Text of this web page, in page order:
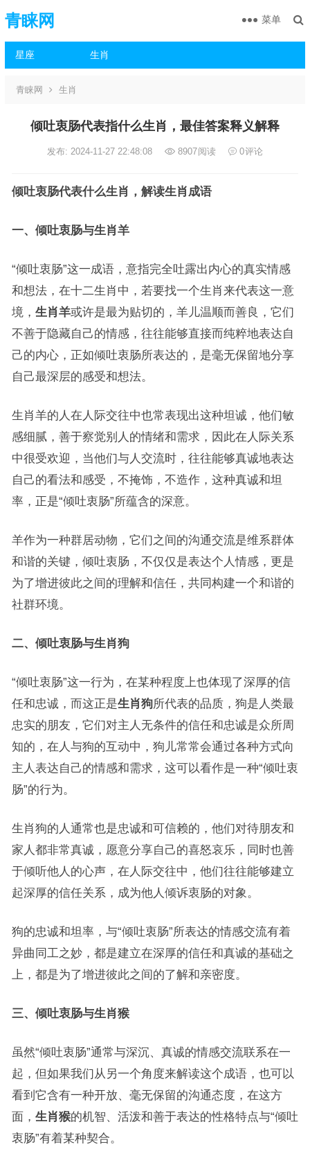
青睐网
星座 生肖
菜单
青睐网 生肖
倾吐衷肠代表指什么生肖，最佳答案释义解释
发布: 2024-11-27 22:48:08 8907阅读 0评论
倾吐衷肠代表什么生肖，解读生肖成语
一、倾吐衷肠与生肖羊
“倾吐衷肠”这一成语，意指完全吐露出内心的真实情感
和想法，在十二生肖中，若要找一个生肖来代表这一意
境， 生肖羊或许是最为贴切的，羊儿温顺而善良，它们
不善于隐藏自己的情感，往往能够直接而纯粹地表达自
己的内心，正如倾吐衷肠所表达的，是毫无保留地分享
自己最深层的感受和想法。
生肖羊的人在人际交往中也常表现出这种坦诚，他们敏
感细腻，善于察觉别人的情绪和需求，因此在人际关系
中很受欢迎，当他们与人交流时，往往能够真诚地表达
自己的看法和感受，不掩饰，不造作，这种真诚和坦
率，正是“倾吐衷肠”所蕴含的深意。
羊作为一种群居动物，它们之间的沟通交流是维系群体
和谐的关键，倾吐衷肠，不仅仅是表达个人情感，更是
为了增进彼此之间的理解和信任，共同构建一个和谐的
社群环境。
二、倾吐衷肠与生肖狗
“倾吐衷肠”这一行为，在某种程度上也体现了深厚的信
任和忠诚，而这正是生肖狗所代表的品质，狗是人类最
忠实的朋友，它们对主人无条件的信任和忠诚是众所周
知的，在人与狗的互动中，狗儿常常会通过各种方式向
主人表达自己的情感和需求，这可以看作是一种“倾吐衷
肠”的行为。
生肖狗的人通常也是忠诚和可信赖的，他们对待朋友和
家人都非常真诚，愿意分享自己的喜怒哀乐，同时也善
于倾听他人的心声，在人际交往中，他们往往能够建立
起深厚的信任关系，成为他人倾诉衷肠的对象。
狗的忠诚和坦率，与“倾吐衷肠”所表达的情感交流有着
异曲同工之妙，都是建立在深厚的信任和真诚的基础之
上，都是为了增进彼此之间的了解和亲密度。
三、倾吐衷肠与生肖猴
虽然“倾吐衷肠”通常与深沉、真诚的情感交流联系在一
起，但如果我们从另一个角度来解读这个成语，也可以
看到它含有一种开放、毫无保留的沟通态度，在这方
面， 生肖猴的机智、活泼和善于表达的性格特点与“倾吐
衷肠”有着某种契合。